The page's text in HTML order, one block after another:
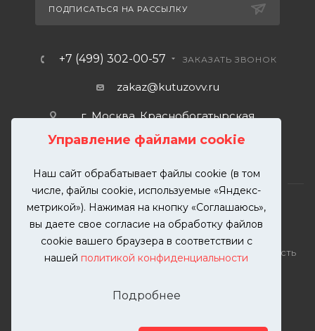
Управление файлами cookie
Наш сайт обрабатывает файлы cookie (в том
числе, файлы cookie, используемые «Яндекс-
метрикой»). Нажимая на кнопку «Соглашаюсь»,
вы даете свое согласие на обработку файлов
cookie вашего браузера в соответствии с
нашей политикой конфиденциальности
Подробнее
ПОДПИСАТЬСЯ НА РАССЫЛКУ
+7 (499) 302-00-57 ЗАКАЗАТЬ ЗВОНОК
zakaz@kutuzovv.ru
г. Москва, Краснобогатырская
2026 © KUTUZOVV | Кузовной ремонт и покраска
автомобилей. Вся информация на сайте – собственность
разрешения запрещена. Все права защищены.